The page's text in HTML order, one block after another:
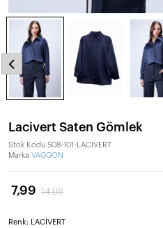
Lacivert Saten Gömlek
Stok Kodu 508-101-LACİVERT
Marka VAGGON
7,99 14,98
Renk: LACİVERT